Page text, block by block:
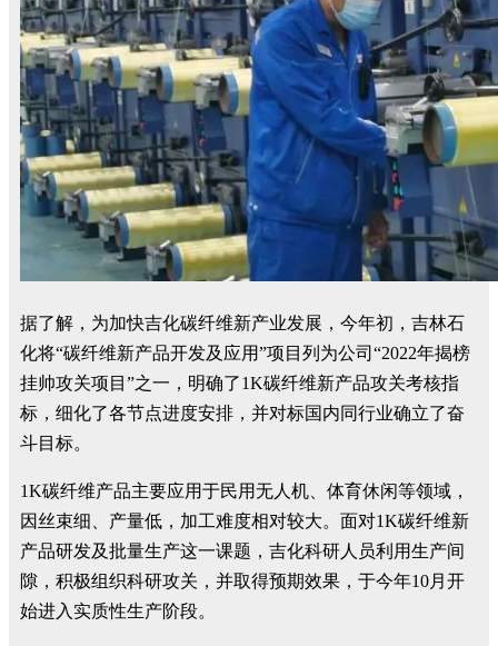
据了解，为加快吉化碳纤维新产业发展，今年初，吉林石
化将“碳纤维新产品开发及应用”项目列为公司“2022年揭榜
挂帅攻关项目”之一，明确了1K碳纤维新产品攻关考核指
标，细化了各节点进度安排，并对标国内同行业确立了奋
斗目标。
1K碳纤维产品主要应用于民用无人机、体育休闲等领域，
因丝束细、产量低，加工难度相对较大。面对1K碳纤维新
产品研发及批量生产这一课题，吉化科研人员利用生产间
隙，积极组织科研攻关，并取得预期效果，于今年10月开
始进入实质性生产阶段。